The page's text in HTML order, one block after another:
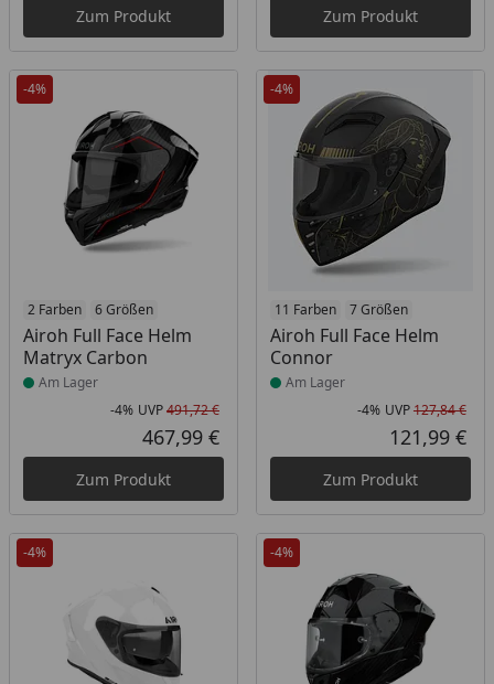
Zum Produkt Zum Produkt
-4%
2 Farben 6 Größen
Airoh Full Face Helm
Matryx Carbon
Produkt am Lager
Am Lager
Rabatt in Prozent
-4%
Ursprünglicher Preis
UVP491,72 €
Aktueller Preis
467,99 €
Zum Produkt
-4%
11 Farben 7 Größen
Airoh Full Face Helm
Connor
Produkt am Lager
Am Lager
-4% UVP127,84 €
121,99 €
Zum Produkt
-4% -4%